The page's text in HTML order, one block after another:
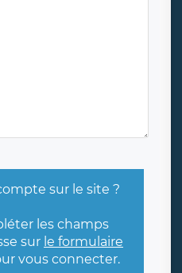
sur le site ?
les champs
sur le formulaire
vous connecter.